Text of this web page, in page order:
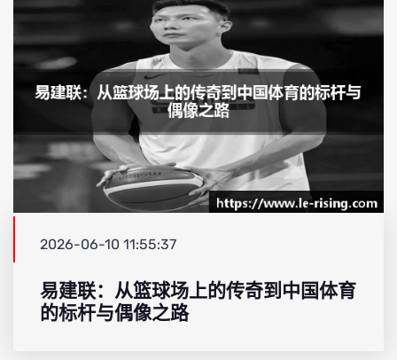
2026-06-10 11:55:37
易建联：从篮球场上的传奇到中国体育
的标杆与偶像之路